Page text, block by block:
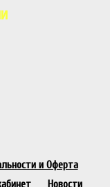
и Оферта
Новости